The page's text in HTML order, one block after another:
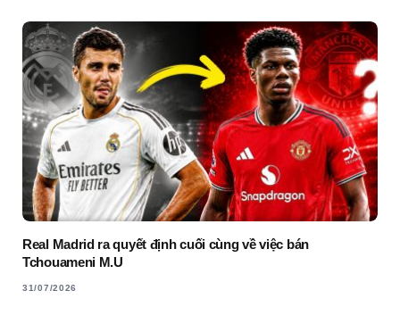
Real Madrid ra quyết định cuối cùng về việc bán
Tchouameni M.U
31/07/2026